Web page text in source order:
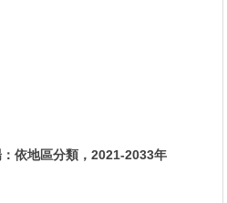
依地區分類，2021-2033年